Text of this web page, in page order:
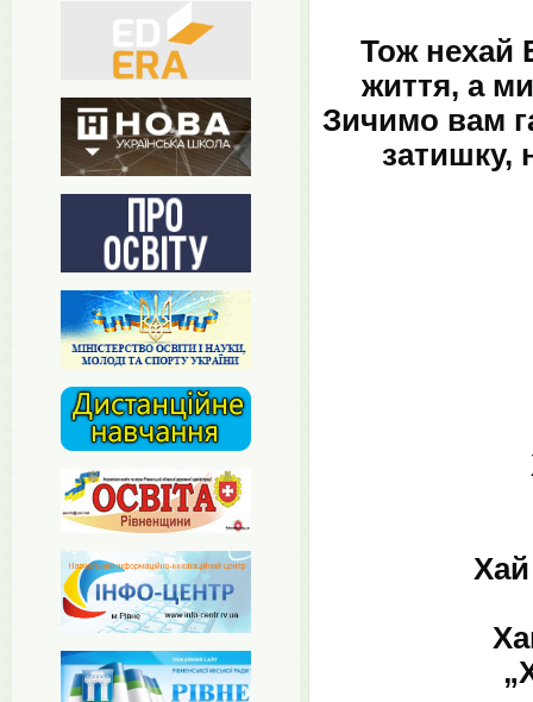
Тож нехай
життя, а
Зичимо вам
затишку,